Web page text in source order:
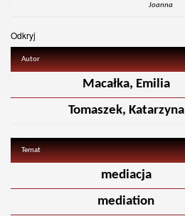
Joanna
Odkryj
Autor
Macałka, Emilia
Tomaszek, Katarzyna
Temat
mediacja
mediation